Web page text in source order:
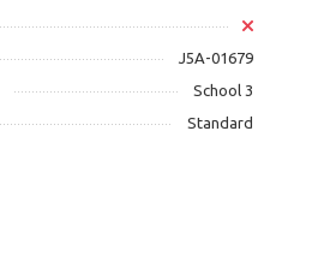
J5A-01679
School 3
Standard